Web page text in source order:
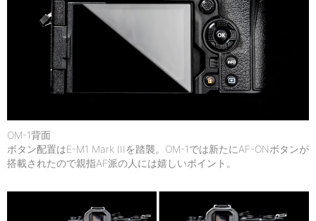
OM-1背面
ボタン配置はE-M1 Mark IIIを踏襲。OM-1では新たにAF-ONボタンが
搭載されたので親指AF派の人には嬉しいポイント。